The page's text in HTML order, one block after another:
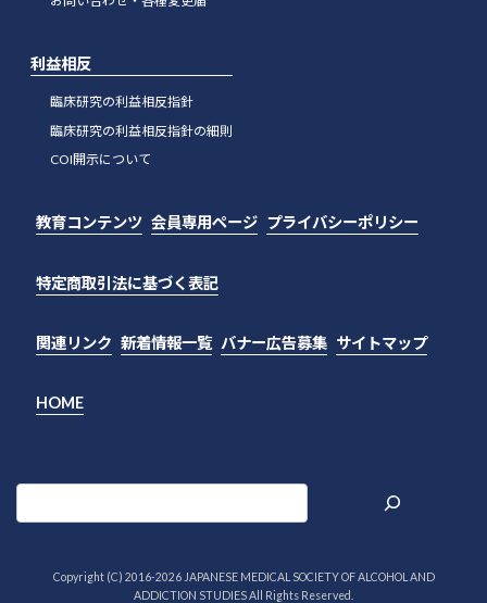
利益相反
臨床研究の利益相反指針
臨床研究の利益相反指針の細則
COI開示について
教育コンテンツ 会員専用ページ プライバシーポリシー
特定商取引法に基づく表記
関連リンク 新着情報一覧 バナー広告募集 サイトマップ
HOME
Copyright (C) 2016-2026 JAPANESE MEDICAL SOCIETY OF ALCOHOL AND
ADDICTION STUDIES All Rights Reserved.